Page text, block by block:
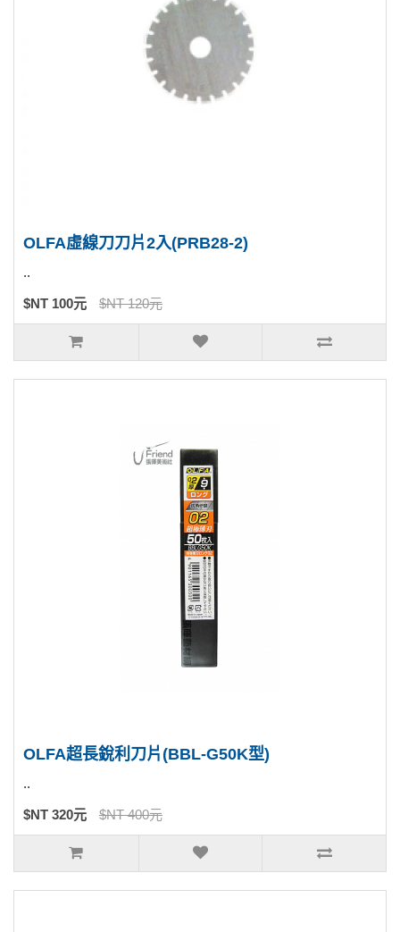
OLFA虛線刀刀片2入(PRB28-2)
..
$NT 100元 $NT 120元
OLFA超長銳利刀片(BBL-G50K型)
..
$NT 320元 $NT 400元